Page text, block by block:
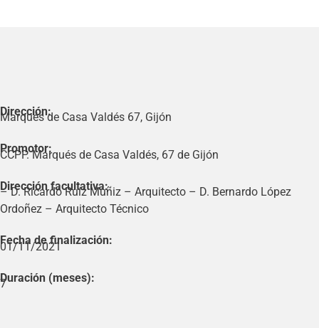
Dirección:
Marqués de Casa Valdés 67, Gijón
Promotor:
CCPP. Marqués de Casa Valdés, 67 de Gijón
Dirección facultativa:
– D. Ricardo Ruíz Muñiz – Arquitecto – D. Bernardo López
Ordoñez – Arquitecto Técnico
Fecha de finalización:
01/11/2021
Duración (meses):
7